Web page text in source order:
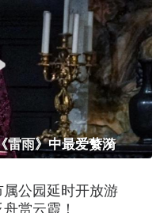
雷雨》中最爱蘩漪
公园延时开放游
赏云霞！